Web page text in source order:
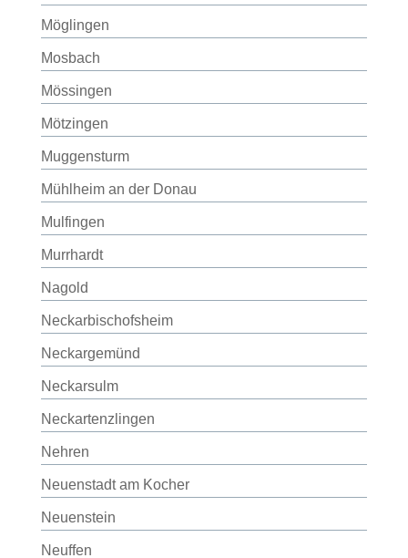
Möglingen
Mosbach
Mössingen
Mötzingen
Muggensturm
Mühlheim an der Donau
Mulfingen
Murrhardt
Nagold
Neckarbischofsheim
Neckargemünd
Neckarsulm
Neckartenzlingen
Nehren
Neuenstadt am Kocher
Neuenstein
Neuffen